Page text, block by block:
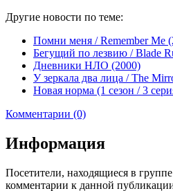
Другие новости по теме:
Помни меня / Remember Me
Бегущий по лезвию / Blade
Дневники НЛО (2000)
У зеркала два лица / The
Новая норма (1 сезон / 3
Комментарии (0)
Информация
Посетители, находящиеся в группе
комментарии к данной